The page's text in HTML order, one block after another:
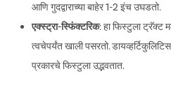
आणि गुदद्वाराच्या बाहेर 1-2 इंच उघडतो.
एक्स्ट्रा-स्फिंक्टरिक: हा फिस्टुला ट्रॅक्ट
त्वचेपर्यंत खाली पसरतो.
प्रकारचे फिस्टुला उद्भवतात.